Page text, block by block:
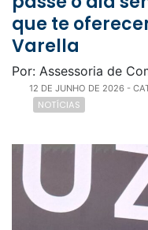
que te
Varella
Por: Assessoria de
12 DE JUNHO DE 2026 -
NOTÍCIAS